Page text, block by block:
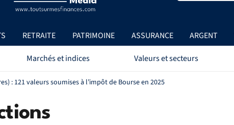
RETRAITE PATRIMOINE ASSURANCE ARGENT
Marchés et indices Valeurs et secteurs
: 121 valeurs soumises à l’impôt de Bourse en 2025